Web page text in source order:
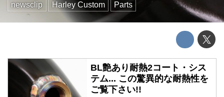
newsclip
Harley Custom Parts
BL艶あり耐熱2コート・シス
テム... この驚異的な耐熱性を
ご覧下さい!!